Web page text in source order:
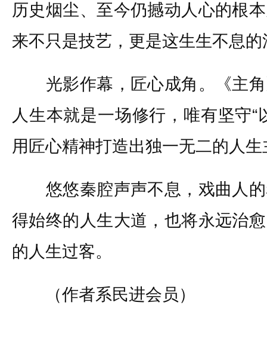
历史烟尘、至今仍撼动人心的根
来不只是技艺，更是这生生不息
光影作幕，匠心成角。《主角
人生本就是一场修行，唯有坚守“
用匠心精神打造出独一无二的人生
悠悠秦腔声声不息，戏曲人的
得始终的人生大道，也将永远治
的人生过客。
（作者系民进会员）